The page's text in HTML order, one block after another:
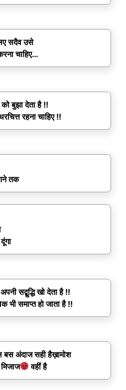
सदैव उसे
चाहिए…
बुझा देता है !!
रहना चाहिए !!
तक
सद्बुद्धि खो देता है !!
भी समाप्त हो जाता है !!
अंदाज सही हैख़ामोश
वहीं है